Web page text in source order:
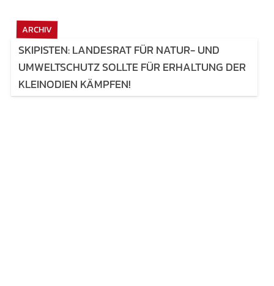
ARCHIV
SKIPISTEN: LANDESRAT FÜR NATUR- UND
UMWELTSCHUTZ SOLLTE FÜR ERHALTUNG DER
KLEINODIEN KÄMPFEN!